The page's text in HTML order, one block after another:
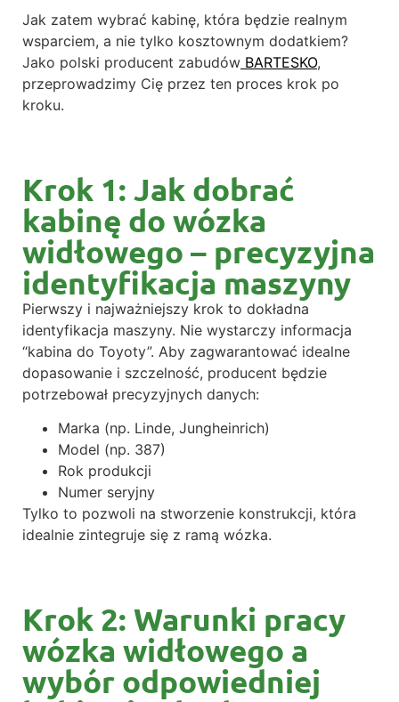
Jak zatem wybrać kabinę, która będzie realnym
wsparciem, a nie tylko kosztownym dodatkiem?
Jako polski producent zabudów BARTESKO,
przeprowadzimy Cię przez ten proces krok po
kroku.
Krok 1: Jak dobrać
kabinę do wózka
widłowego – precyzyjna
identyfikacja maszyny
Pierwszy i najważniejszy krok to dokładna
identyfikacja maszyny. Nie wystarczy informacja
“kabina do Toyoty”. Aby zagwarantować idealne
dopasowanie i szczelność, producent będzie
potrzebował precyzyjnych danych:
Marka (np. Linde, Jungheinrich)
Model (np. 387)
Rok produkcji
Numer seryjny
Tylko to pozwoli na stworzenie konstrukcji, która
idealnie zintegruje się z ramą wózka.
Krok 2: Warunki pracy
wózka widłowego a
wybór odpowiedniej